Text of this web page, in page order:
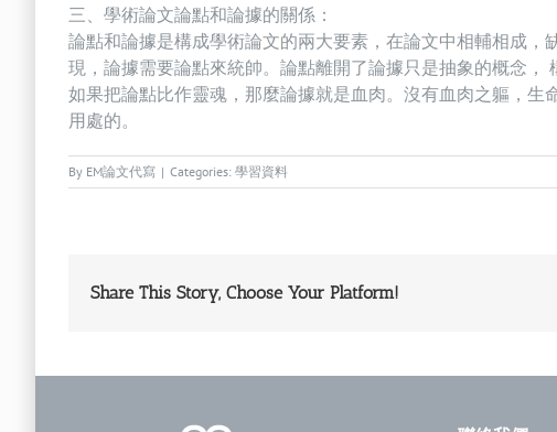
三、學術論文論點和論據的關係：
論點和論據是構成學術論文的兩大要素，在論文中相輔相成
現，論據需要論點來統帥。論點離開了論據只是抽象的概念，
如果把論點比作靈魂，那麼論據就是血肉。沒有血肉之軀，
用處的。
By EM論文代寫 | Categories: 學習資料
Share This Story, Choose Your Platform!